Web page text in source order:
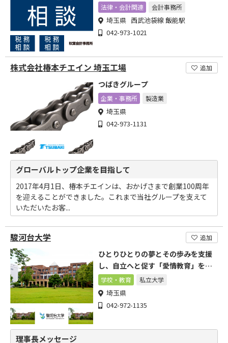
法律・会計関連 会計事務所
埼玉県 西武池袋線 飯能駅
042-973-1021
株式会社椿本チエイン 埼玉工場 追加
つばきグループ
企業・事務所 製造業
埼玉県
042-973-1131
グローバルトップ企業を目指して
2017年4月1日、椿本チエインは、おかげさまで創業100周年
を迎えることができました。これまで当社グループを支えて
いただいたお客...
駿河台大学 追加
ひとりひとりの夢とその歩みを支援
し、自立へと促す「愛情教育」を実
践しています
学校・教育 私立大学
埼玉県
042-972-1135
理事長メッセージ